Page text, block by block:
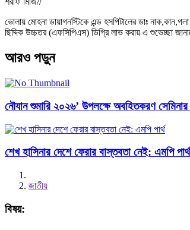
ভোলায় মোহনা ডায়াগনস্টিকে এন্ড হসপিটালের ডাঃ
ছিদ্দিক উচ্চতর (এফসিপিএস) ডিগ্রি লাভ করায় এ শুভেচ্ছা
আরও পড়ুন
নৌযান শুমারি ২০২৬’ উপলক্ষে অবহিতকরণ সেমিনার
শেখ হাসিনার দেশে ফেরার বাস্তবতা নেই: এমপি পার্থ
জাতীয়
বিষয়: